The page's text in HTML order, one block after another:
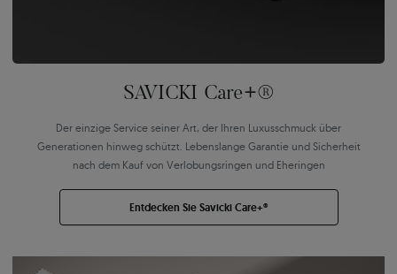
SAVICKI Care+®
Der einzige Service seiner Art, der Ihren Luxusschmuck über
Generationen hinweg schützt. Lebenslange Garantie und Sicherheit
nach dem Kauf von Verlobungsringen und Eheringen
Entdecken Sie Savicki Care+®